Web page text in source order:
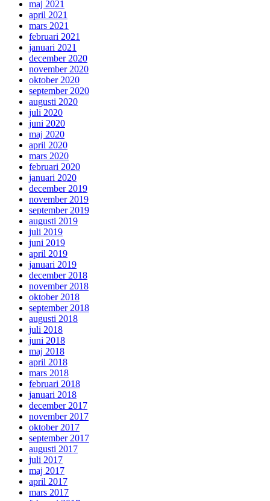
maj 2021
april 2021
mars 2021
februari 2021
januari 2021
december 2020
november 2020
oktober 2020
september 2020
augusti 2020
juli 2020
juni 2020
maj 2020
april 2020
mars 2020
februari 2020
januari 2020
december 2019
november 2019
september 2019
augusti 2019
juli 2019
juni 2019
april 2019
januari 2019
december 2018
november 2018
oktober 2018
september 2018
augusti 2018
juli 2018
juni 2018
maj 2018
april 2018
mars 2018
februari 2018
januari 2018
december 2017
november 2017
oktober 2017
september 2017
augusti 2017
juli 2017
maj 2017
april 2017
mars 2017